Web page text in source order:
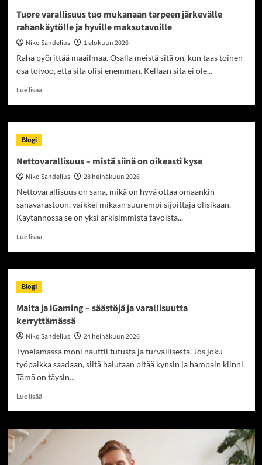
Tuore varallisuus tuo mukanaan tarpeen järkevälle
rahankäytölle ja hyville maksutavoille
Niko Sandelius
1 elokuun 2026
Raha pyörittää maailmaa. Osalla meistä sitä on, kun taas toinen
osa toivoo, että sitä olisi enemmän. Kellään sitä ei ole...
Lue lisääRead
Tuore
varallisuus
tarpeen
järkevälle
rahankäytölle
hyville
maksutavoille
Blogi
Nettovarallisuus – mistä siinä on oikeasti kyse
Niko Sandelius
28 heinäkuun 2026
Nettovarallisuus on sana, mikä on hyvä ottaa omaankin
sanavarastoon, vaikkei mikään suurempi sijoittaja olisikaan.
Käytännössä se on yksi arkisimmista tavoista...
Lue lisääRead
Nettovarallisuus
–
on
oikeasti
kyse
Blogi
Malta ja iGaming – säästöjä ja varallisuutta
kerryttämässä
Niko Sandelius
24 heinäkuun 2026
Työelämässä moni nauttii tutusta ja turvallisesta. Jos joku
työpaikka saadaan, siitä halutaan pitää kynsin ja hampain kiinni.
Tämä on täysin...
Lue lisääRead
Malta
ja